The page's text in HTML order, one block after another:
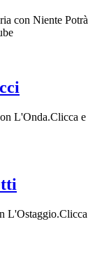
con Niente Potrà
L'Onda.Clicca e
L'Ostaggio.Clicca